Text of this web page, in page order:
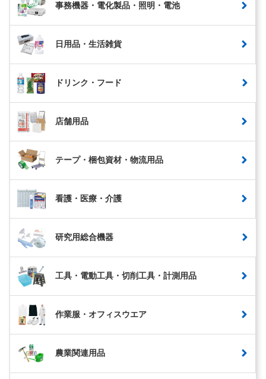
事務機器・電化製品・照明・電池
日用品・生活雑貨
ドリンク・フード
店舗用品
テープ・梱包資材・物流用品
看護・医療・介護
研究用総合機器
工具・電動工具・切削工具・計測用品
作業服・オフィスウエア
農業関連用品